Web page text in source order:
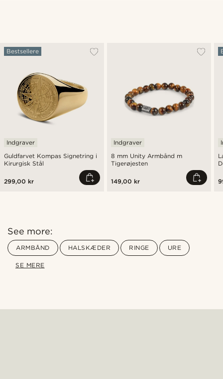
Guldfarvet Kompas Signetring i
Kirurgisk Stål
Bestsellere
Indgraver
299,00 kr
8 mm Unity Armbånd m
Tigerøjesten
Indgraver
149,00 kr
See more:
ARMBÅND HALSKÆDER RINGE URE
SE MERE